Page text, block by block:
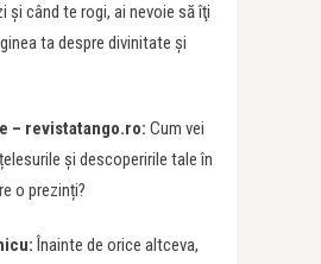
şi când te rogi, ai nevoie să îţi
ta despre divinitate şi
– revistatango.ro: Cum vei
și descoperirile tale în
o prezinți?
Înainte de orice altceva,